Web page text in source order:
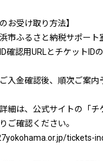
お受け取り方法】
市ふるさと納税サポート
確認用URLとチケットID
入金確認後、順次ご案内
細は、公式サイトの「チ
ご確認ください。
tickets-